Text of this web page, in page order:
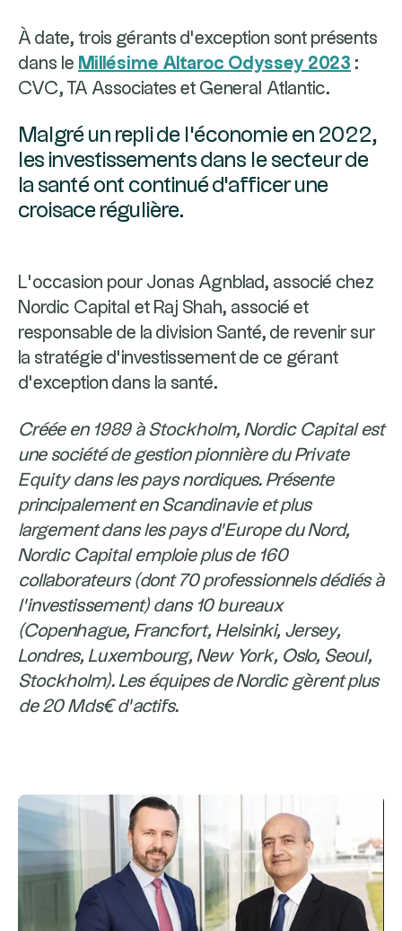
À date, trois gérants d’exception sont présents
dans le Millésime Altaroc Odyssey 2023 :
CVC, TA Associates et General Atlantic.
Malgré un repli de l'économie en 2022,
les investissements dans le secteur de
la santé ont continué d'afficer une
croisace régulière.
L’occasion pour Jonas Agnblad, associé chez
Nordic Capital et Raj Shah, associé et
responsable de la division Santé, de revenir sur
la stratégie d’investissement de ce gérant
d’exception dans la santé.
Créée en 1989 à Stockholm, Nordic Capital est
une société de gestion pionnière du Private
Equity dans les pays nordiques. Présente
principalement en Scandinavie et plus
largement dans les pays d’Europe du Nord,
Nordic Capital emploie plus de 160
collaborateurs (dont 70 professionnels dédiés à
l’investissement) dans 10 bureaux
(Copenhague, Francfort, Helsinki, Jersey,
Londres, Luxembourg, New York, Oslo, Seoul,
Stockholm). Les équipes de Nordic gèrent plus
de 20 Mds€ d’actifs.